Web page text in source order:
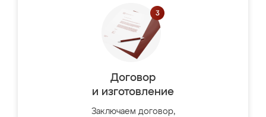
Договор
и изготовление
Заключаем договор,